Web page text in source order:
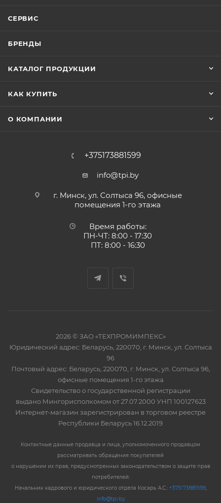
СЕРВИС
БРЕНДЫ
КАТАЛОГ ПРОДУКЦИИ
КАК КУПИТЬ
О КОМПАНИИ
+375173881599
info@tpi.by
г. Минск, ул. Солтыса 96, офисные
помещения 1-го этажа
Время работы:
ПН-ЧТ: 8:00 - 17:30
ПТ: 8:00 - 16:30
2026 © ЗАО «ТЕХПРОМИМПЕКС»
Юридический адрес: Беларусь, 220070, г. Минск, ул. Солтыса
96
Почтовый адрес: Беларусь, 220070, г. Минск, ул. Солтыса 96,
офисные помещения 1-го этажа
Свидетельство о государственной регистрации
выдано Мингорисполкомом от 27.07.2000 УНП 100127623
Интернет-магазин зарегистрирован в торговом реестре
Республики Беларусь 16.12.2019
Контактные данные продавца и лица, уполномоченного продавцом
рассматривать обращения покупателей
о нарушении их прав, предусмотренных законодательством о защите прав
потребителей:
Начальник кадрового и юридического отдела Косарь А.С.: +375173881599,
info@tpi.by